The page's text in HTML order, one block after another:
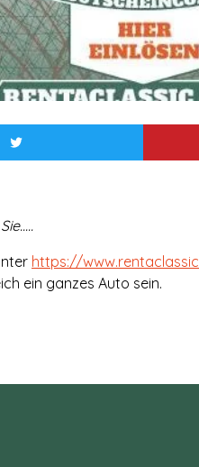
https://
ein ganzes Auto sein.